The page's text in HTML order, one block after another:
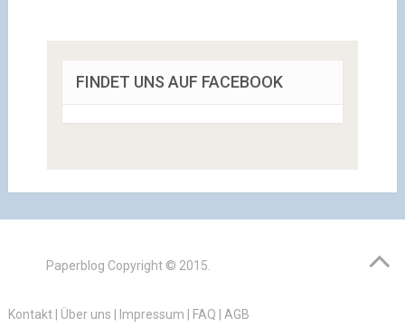
FINDET UNS AUF FACEBOOK
Paperblog Copyright © 2015.
Kontakt| Über uns Impressum FAQ AGB